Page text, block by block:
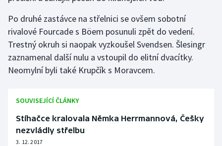
Po druhé zastávce na střelnici se ovšem sobotní
rivalové Fourcade s Böem posunuli zpět do vedení.
Trestný okruh si naopak vyzkoušel Svendsen. Šlesingr
zaznamenal další nulu a vstoupil do elitní dvacítky.
Neomylní byli také Krupčík s Moravcem.
SOUVISEJÍCÍ ČLÁNKY
Stíhačce kralovala Němka Herrmannová, Češky
nezvládly střelbu
3. 12. 2017